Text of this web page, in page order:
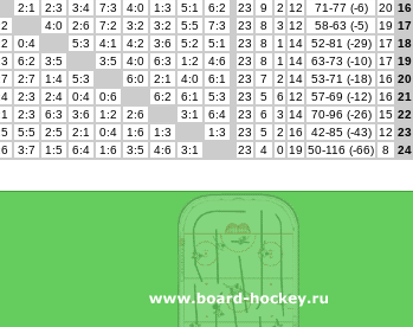
2:1 2:3 3:4 7:3 4:0 1:3 5:1 6:2 23 9 2 12 71-77 (-6) 20 16
4:0 2:6 7:2 3:2 3:2 5:5 7:3 23 8 3 12 58-63 (-5) 19 17
0:4 5:3 4:1 4:2 3:6 5:2 5:1 23 8 1 14 52-81 (-29) 17 18
6:2 3:5 3:5 4:0 6:3 1:2 4:6 23 8 1 14 63-73 (-10) 17 19
2:7 1:4 5:3 6:0 2:1 4:0 6:1 23 7 2 14 53-71 (-18) 16 20
2:3 2:4 0:4 0:6 6:2 6:1 5:3 23 5 6 12 57-69 (-12) 16 21
2:3 6:3 3:6 1:2 2:6 3:1 6:4 23 6 3 14 70-96 (-26) 15 22
5:5 2:5 2:1 0:4 1:6 1:3 1:3 23 5 2 16 42-85 (-43) 12 23
3:7 1:5 6:4 1:6 3:5 4:6 3:1 23 4 0 19 50-116 (-66) 8 24